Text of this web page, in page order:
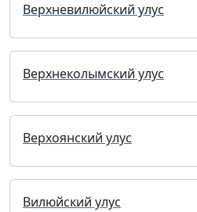
Верхневилюйский улус
Верхнеколымский улус
Верхоянский улус
Вилюйский улус